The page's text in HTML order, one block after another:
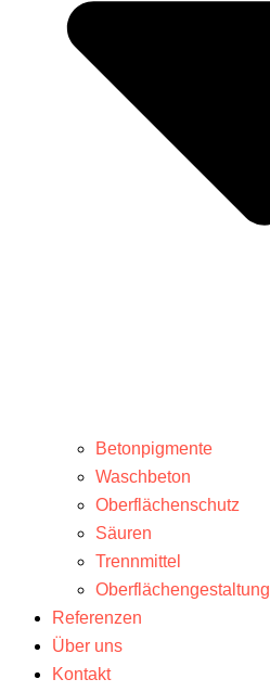
Betonpigmente
Waschbeton
Oberflächenschutz
Säuren
Trennmittel
Oberflächengestaltung
Referenzen
Über uns
Kontakt